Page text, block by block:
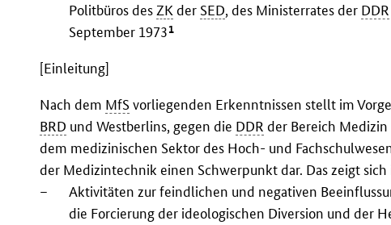
Politbüros des ZK der SED, des Ministerrates der DDR
September 19731
[Einleitung]
Nach dem MfSvorliegenden Erkenntnissen stellt im
BRD und Westberlins, gegen die DDR der Bereich
dem medizinischen Sektor des Hoch- und
der Medizintechnik einen Schwerpunkt dar. Das zeigt
–
Aktivitäten zur feindlichen und negativen
die Forcierung der ideologischen Diversion und der